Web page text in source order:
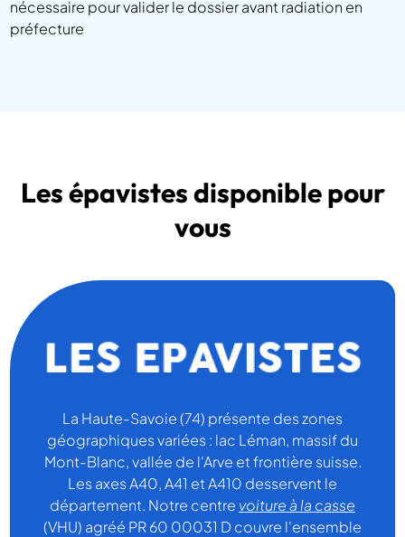
nécessaire pour valider le dossier avant radiation en
préfecture
Les épavistes disponible pour
vous
La Haute-Savoie (74) présente des zones
géographiques variées : lac Léman, massif du
Mont-Blanc, vallée de l'Arve et frontière suisse.
Les axes A40, A41 et A410 desservent le
département. Notre centre voiture à la casse
(VHU) agréé PR 60 00031 D couvre l'ensemble